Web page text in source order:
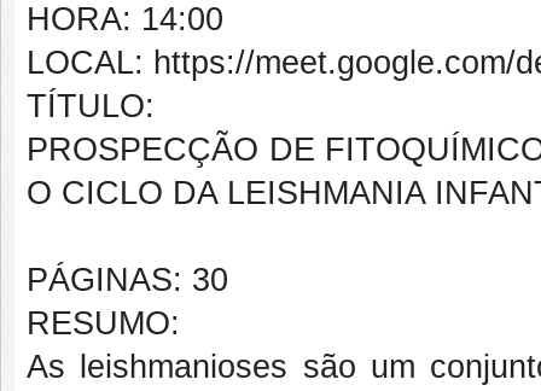
HORA: 14:00
LOCAL: https://meet.google.com/
TÍTULO:
PROSPECÇÃO DE
O CICLO DA LEISHMANIA
PÁGINAS: 30
RESUMO:
As leishmanioses são um